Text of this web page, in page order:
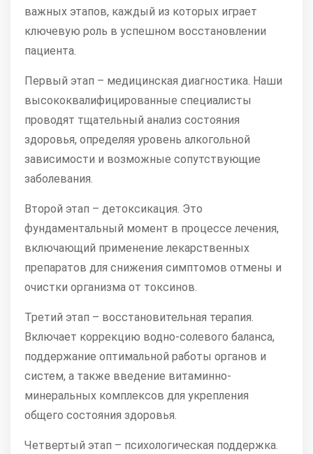
важных этапов, каждый из которых играет
ключевую роль в успешном восстановлении
пациента.
Первый этап – медицинская диагностика. Наши
высококвалифицированные специалисты
проводят тщательный анализ состояния
здоровья, определяя уровень алкогольной
зависимости и возможные сопутствующие
заболевания.
Второй этап – детоксикация. Это
фундаментальный момент в процессе лечения,
включающий применение лекарственных
препаратов для снижения симптомов отмены и
очистки организма от токсинов.
Третий этап – восстановительная терапия.
Включает коррекцию водно-солевого баланса,
поддержание оптимальной работы органов и
систем, а также введение витаминно-
минеральных комплексов для укрепления
общего состояния здоровья.
Четвертый этап – психологическая поддержка.